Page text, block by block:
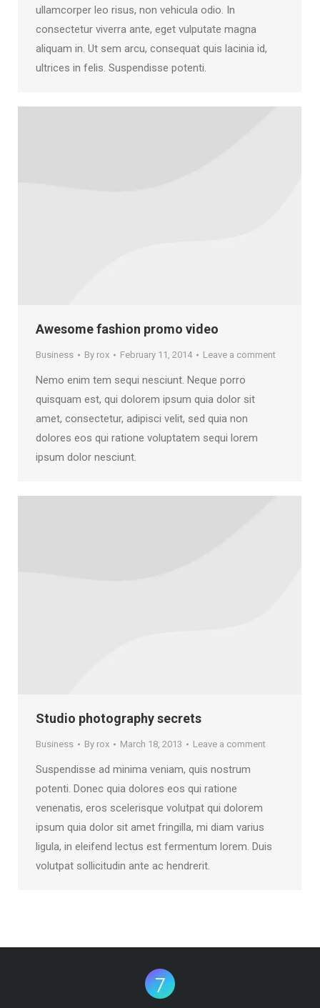
ullamcorper leo risus, non vehicula odio. In
consectetur viverra ante, eget vulputate magna
aliquam in. Ut sem arcu, consequat quis lacinia id,
ultrices in felis. Suspendisse potenti.
Awesome fashion promo video
Business By rox February 11, 2014 Leave a comment
Nemo enim tem sequi nesciunt. Neque porro
quisquam est, qui dolorem ipsum quia dolor sit
amet, consectetur, adipisci velit, sed quia non
dolores eos qui ratione voluptatem sequi lorem
ipsum dolor nesciunt.
Studio photography secrets
Business By rox March 18, 2013 Leave a comment
Suspendisse ad minima veniam, quis nostrum
potenti. Donec quia dolores eos qui ratione
venenatis, eros scelerisque volutpat qui dolorem
ipsum quia dolor sit amet fringilla, mi diam varius
ligula, in eleifend lectus est fermentum lorem. Duis
volutpat sollicitudin ante ac hendrerit.